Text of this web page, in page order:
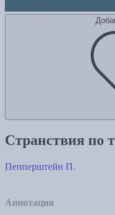
Странствия по
Пепперштейн П.
Аннотация